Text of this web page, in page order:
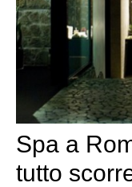
Spa a
tutto